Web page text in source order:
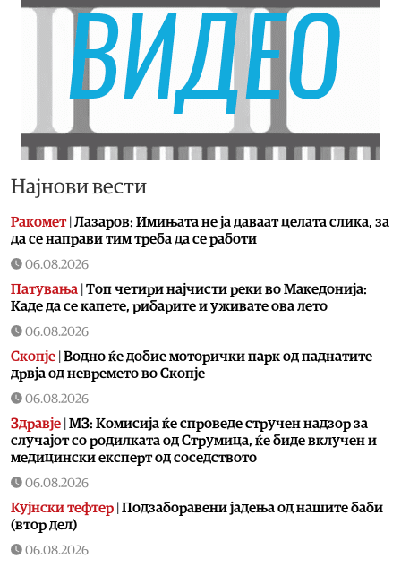
Најнови вести
Ракомет| Лазаров: Имињата не ја даваат целата слика, за
да се направи тим треба да се работи
06.08.2026
Патувања | Топ четири најчисти реки во Македонија:
Каде да се капете, рибарите и уживате ова лето
06.08.2026
Скопје | Водно ќе добие моторички парк од паднатите
дрвја од невремето во Скопје
06.08.2026
Здравје | МЗ: Комисија ќе спроведе стручен надзор за
случајот со родилката од Струмица, ќе биде вклучен и
медицински експерт од соседството
06.08.2026
Кујнски тефтер | Подзаборавени јадења од нашите баби
(втор дел)
06.08.2026